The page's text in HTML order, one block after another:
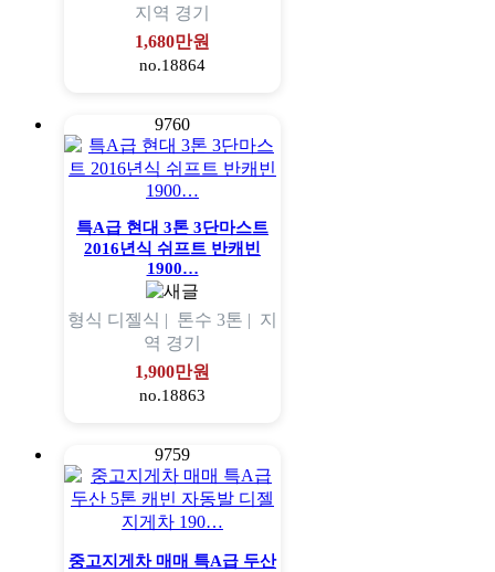
지역 경기
1,680만원
no.18864
9760
특A급 현대 3톤 3단마스트
2016년식 쉬프트 반캐빈
1900…
형식 디젤식 | 톤수 3톤 | 지
역 경기
1,900만원
no.18863
9759
중고지게차 매매 특A급 두산